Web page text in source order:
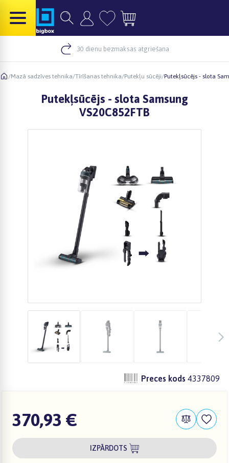
30 dienu bezmaksas atgriešana
/Mazā sadzīves tehnika/Tīrīšanas tehnika/Putekļu sūcēji/Putekļsūcējs - slota
Putekļsūcējs - slota Samsung
VS20C852FTB
Preces kods 4337809
370,93 €
IZPĀRDOTS